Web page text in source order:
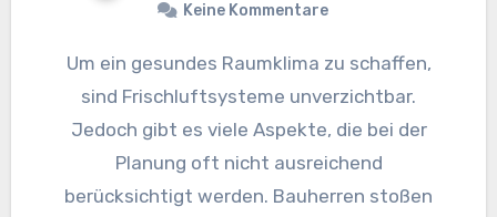
Keine Kommentare
Um ein gesundes Raumklima zu schaffen,
sind Frischluftsysteme unverzichtbar.
Jedoch gibt es viele Aspekte, die bei der
Planung oft nicht ausreichend
berücksichtigt werden. Bauherren stoßen